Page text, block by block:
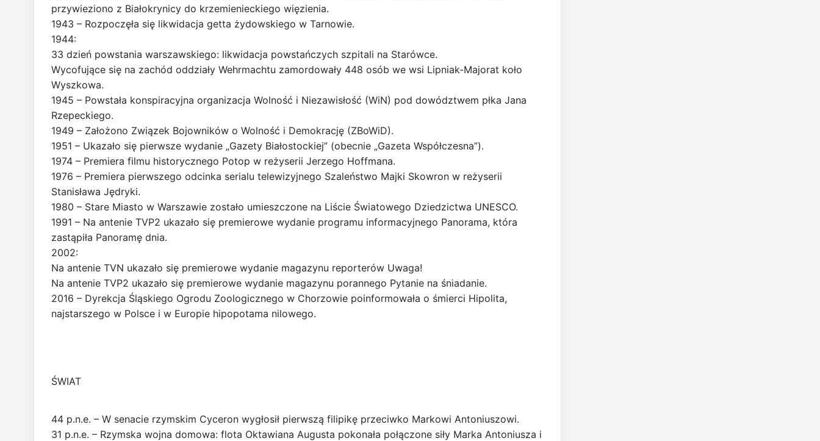
przywieziono z Białokrynicy do krzemienieckiego więzienia.
1943 – Rozpoczęła się likwidacja getta żydowskiego w Tarnowie.
1944:
33 dzień powstania warszawskiego: likwidacja powstańczych szpitali na Starówce.
Wycofujące się na zachód oddziały Wehrmachtu zamordowały 448 osób we wsi Lipniak-Majorat koło
Wyszkowa.
1945 – Powstała konspiracyjna organizacja Wolność i Niezawisłość (WiN) pod dowództwem płka Jana
Rzepeckiego.
1949 – Założono Związek Bojowników o Wolność i Demokrację (ZBoWiD).
1951 – Ukazało się pierwsze wydanie „Gazety Białostockiej” (obecnie „Gazeta Współczesna”).
1974 – Premiera filmu historycznego Potop w reżyserii Jerzego Hoffmana.
1976 – Premiera pierwszego odcinka serialu telewizyjnego Szaleństwo Majki Skowron w reżyserii
Stanisława Jędryki.
1980 – Stare Miasto w Warszawie zostało umieszczone na Liście Światowego Dziedzictwa UNESCO.
1991 – Na antenie TVP2 ukazało się premierowe wydanie programu informacyjnego Panorama, która
zastąpiła Panoramę dnia.
2002:
Na antenie TVN ukazało się premierowe wydanie magazynu reporterów Uwaga!
Na antenie TVP2 ukazało się premierowe wydanie magazynu porannego Pytanie na śniadanie.
2016 – Dyrekcja Śląskiego Ogrodu Zoologicznego w Chorzowie poinformowała o śmierci Hipolita,
najstarszego w Polsce i w Europie hipopotama nilowego.
ŚWIAT
44 p.n.e. – W senacie rzymskim Cyceron wygłosił pierwszą filipikę przeciwko Markowi Antoniuszowi.
31 p.n.e. – Rzymska wojna domowa: flota Oktawiana Augusta pokonała połączone siły Marka Antoniusza i